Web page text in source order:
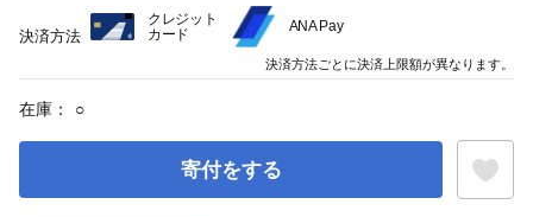
在庫： ○
寄付をする
決済方法
クレジット
カード
ANA Pay
決済方法ごとに決済上限額が異なります。